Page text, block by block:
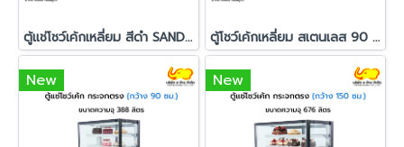
ตู้แช่โชว์เค้กเหลี่ยม สีดำ SANDEN รุ่น SKS-0717Z ตู้โชว์เค้กเหลี่ยม สเตนเลส 90 ซม. SANDEN รุ่น SKR-0903SG
New New